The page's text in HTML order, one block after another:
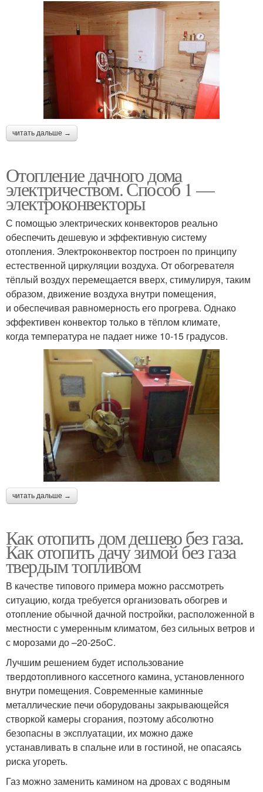
читать дальше →
Отопление дачного дома
электричеством. Способ 1 —
электроконвекторы
С помощью электрических конвекторов реально
обеспечить дешевую и эффективную систему
отопления. Электроконвектор построен по принципу
естественной циркуляции воздуха. От обогревателя
тёплый воздух перемещается вверх, стимулируя, таким
образом, движение воздуха внутри помещения,
и обеспечивая равномерность его прогрева. Однако
эффективен конвектор только в тёплом климате,
когда температура не падает ниже 10-15 градусов.
читать дальше →
Как отопить дом дешево без газа.
Как отопить дачу зимой без газа
твердым топливом
В качестве типового примера можно рассмотреть
ситуацию, когда требуется организовать обогрев и
отопление обычной дачной постройки, расположенной в
местности с умеренным климатом, без сильных ветров и
с морозами до –20-25оС.
Лучшим решением будет использование
твердотопливного кассетного камина, установленного
внутри помещения. Современные каминные
металлические печи оборудованы закрывающейся
створкой камеры сгорания, поэтому абсолютно
безопасны в эксплуатации, их можно даже
устанавливать в спальне или в гостиной, не опасаясь
риска угореть.
Газ можно заменить камином на дровах с водяным